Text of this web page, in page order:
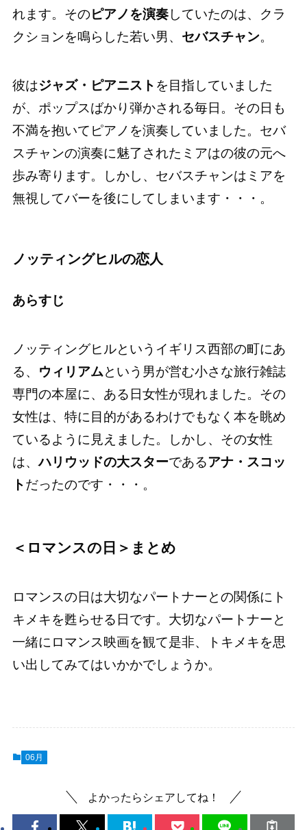
れます。そのピアノを演奏していたのは、クラ
クションを鳴らした若い男、 セバスチャン。
彼はジャズ・ピアニスト を目指していました
が、ポップスばかり弾かされる毎日。その日も
不満を抱いてピアノを演奏していました。セバ
スチャンの演奏に魅了されたミアはの彼の元へ
歩み寄ります。しかし、セバスチャンはミアを
無視してバーを後にしてしまいます・・・。
ノッティングヒルの恋人
あらすじ
ノッティングヒルというイギリス西部の町にあ
る、 ウィリアムという男が営む小さな旅行雑誌
専門の本屋に、ある日女性が現れました。その
女性は、特に目的があるわけでもなく本を眺め
ているように見えました。しかし、その女性
は、ハリウッドの大スターであるアナ・スコッ
トだったのです・・・。
＜ロマンスの日＞まとめ
ロマンスの日は大切なパートナーとの関係にト
キメキを甦らせる日です。大切なパートナーと
一緒にロマンス映画を観て是非、トキメキを思
い出してみてはいかかでしょうか。
06月
よかったらシェアしてね！